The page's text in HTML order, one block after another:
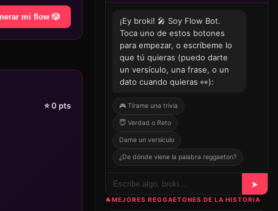
mi flow 🎲
⭐0 pts
¡Ey broki! 🎤 Soy Flow Bot.
Toca uno de estos botones
para empezar, o escríbeme lo
que tú quieras (puedo darte
un versículo, una frase, o un
dato cuando quieras 👀):
🎮 Tírame una trivia
😇 Verdad o Reto
Dame un versículo
¿De dónde viene la palabra reggaeton?
➤
🐐MEJORES REGGAETONES DE LA HISTORIA